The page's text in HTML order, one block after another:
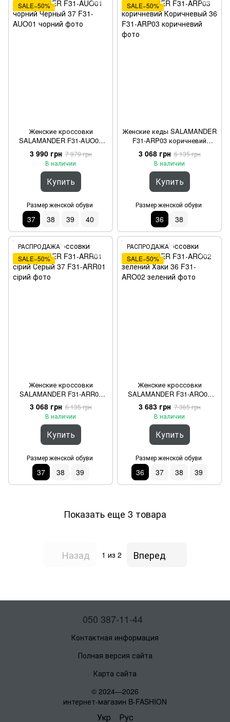
SALE−50%
Женские кроссовки
SALAMANDER F31-AUO01
чорний Черный 37
3 990 грн 7 979 грн
В наличии
Купить
Размер женской обуви
37 38 39 40
SALE−50%
Женские кеды SALAMANDER
F31-ARP03 коричневий
Коричневый 36
3 068 грн 6 135 грн
В наличии
Купить
Размер женской обуви
36 38
РАСПРОДАЖА
SALE−50%
Женские кроссовки
SALAMANDER F31-ARR01
сірий Серый 37
3 068 грн 6 135 грн
В наличии
Купить
Размер женской обуви
37 38 39
РАСПРОДАЖА
SALE−50%
Женские кроссовки
SALAMANDER F31-ARO02
зелений Хаки 36
3 683 грн 7 365 грн
В наличии
Купить
Размер женской обуви
36 37 38 39
Показать еще 3 товара
Назад 1 из 2 Вперед
050 387-11-44
Контактная информация
Полная версия сайта
Карта сайта
© 2024—2026
интернет-магазин B-FASHION
Укр Рус